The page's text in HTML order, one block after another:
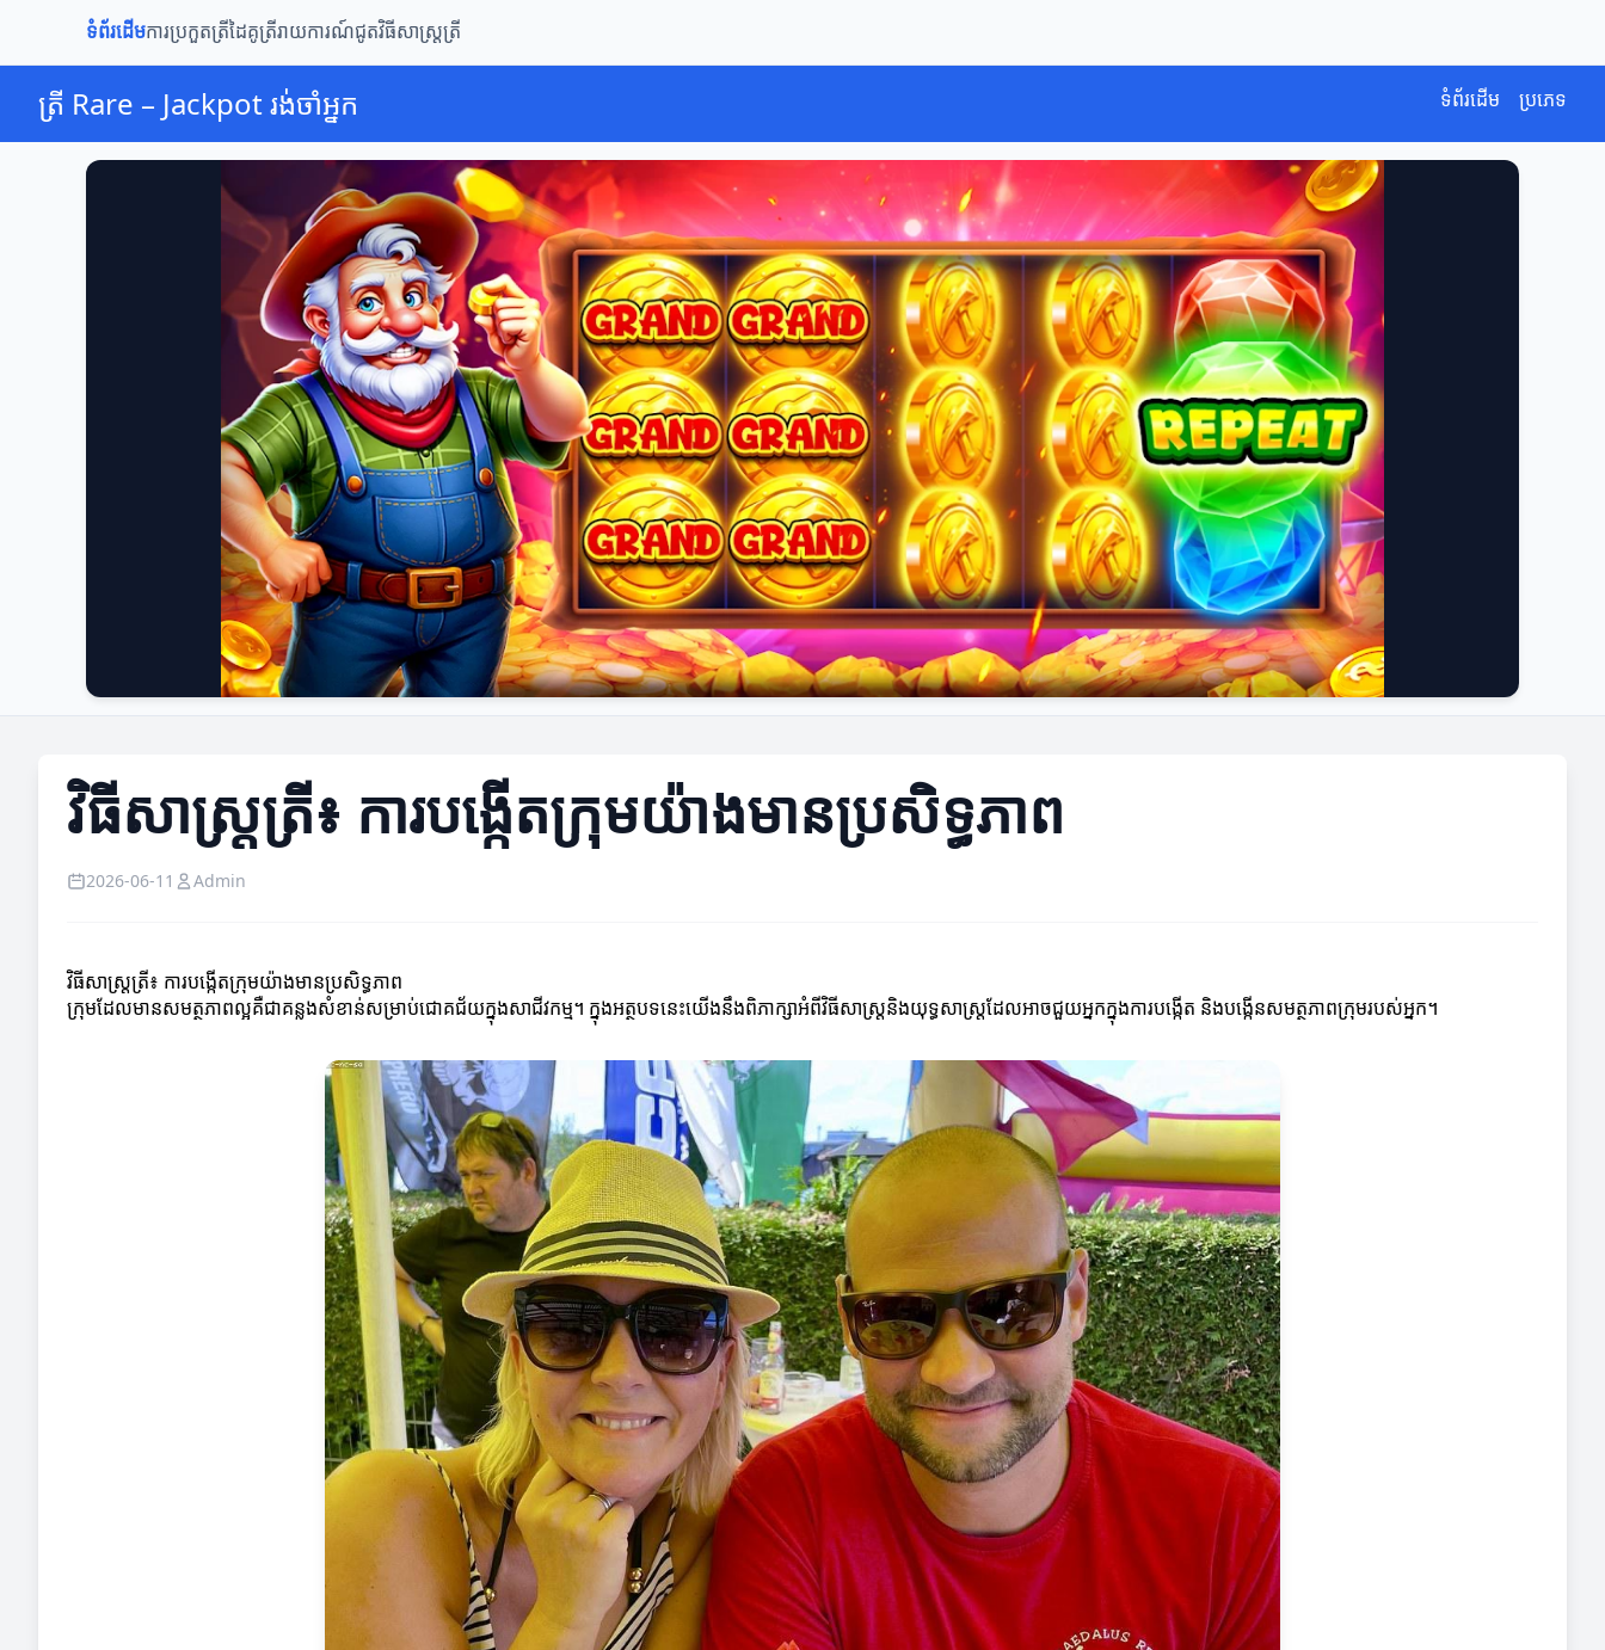
ទំព័រដើមការប្រកួតត្រីដៃគូត្រីរាយការណ៍ជូតវិធីសាស្ត្រត្រី
ត្រី Rare – Jackpot រង់ចាំអ្នក ទំព័រដើម ប្រភេទ
វិធីសាស្ត្រត្រី៖ ការបង្កើតក្រុមយ៉ាងមានប្រសិទ្ធភាព
2026-06-11 Admin
វិធីសាស្ត្រត្រី៖ ការបង្កើតក្រុមយ៉ាងមានប្រសិទ្ធភាព
ក្រុមដែលមានសមត្ថភាពល្អគឺជាគន្លងសំខាន់សម្រាប់ជោគជ័យក្នុងសាជីវកម្ម។ ក្នុងអត្ថបទនេះយើងនឹងពិភាក្សាអំពីវិធីសាស្ត្រនិងយុទ្ធសាស្ត្រដែលអាចជួយអ្នកក្នុងការបង្កើត និងបង្កើនសមត្ថភាពក្រុមរបស់អ្នក។